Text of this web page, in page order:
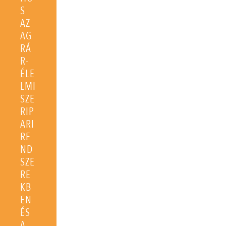
S
AZ
AG
RÁ
R-
ÉLE
LMI
SZE
RIP
ARI
RE
ND
SZE
RE
KB
EN
ÉS